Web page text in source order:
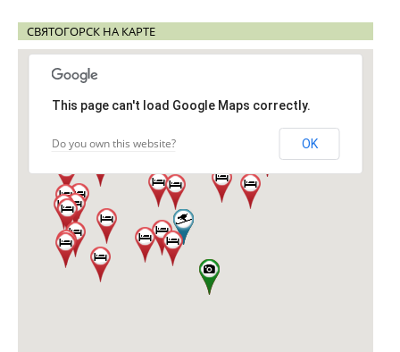
СВЯТОГОРСК НА КАРТЕ
This page can't load Google Maps correctly.
Do you own this website? OK